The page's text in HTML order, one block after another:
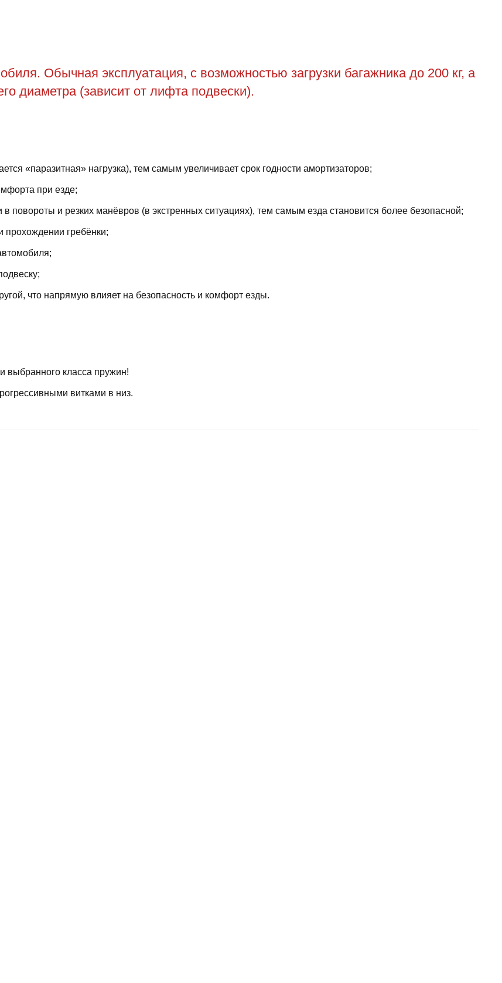
Обычная эксплуатация, с возможностью загрузки багажника до 200 кг, а
диаметра (зависит от лифта подвески).
«паразитная» нагрузка), тем самым увеличивает срок годности амортизаторов;
при езде;
повороты и резких манёвров (в экстренных ситуациях), тем самым езда становится более безопасной;
прохождении гребёнки;
что напрямую влияет на безопасность и комфорт езды.
выбранного класса пружин!
витками в низ.